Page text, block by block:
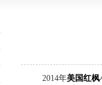
2014年美国红枫